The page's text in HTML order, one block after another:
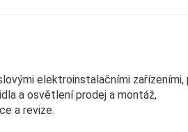
elektroinstalačními zařízeními,
a osvětlení prodej a montáž,
a revize.